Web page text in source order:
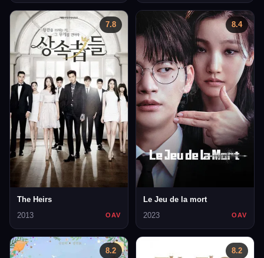
7.8
The Heirs
2013
OAV
8.4
Le Jeu de la mort
2023
OAV
8.2 8.2